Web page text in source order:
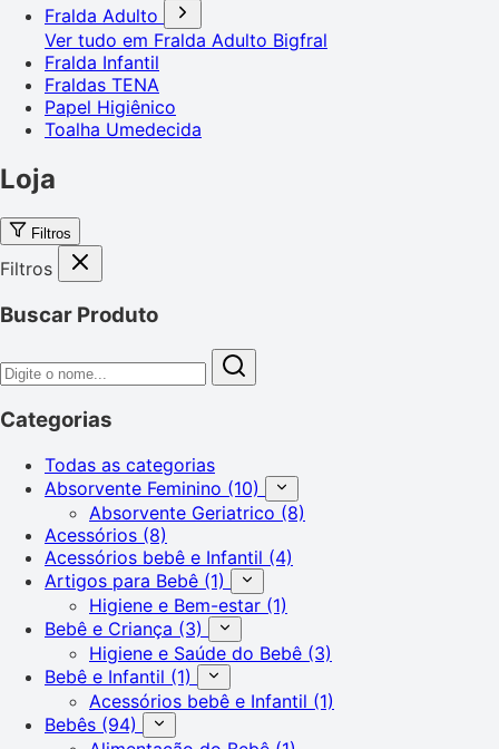
Fralda Adulto
Ver tudo em Fralda Adulto Bigfral
Fralda Infantil
Fraldas TENA
Papel Higiênico
Toalha Umedecida
Loja
Filtros
Filtros
Buscar Produto
Categorias
Todas as categorias
Absorvente Feminino (10)
Absorvente Geriatrico (8)
Acessórios (8)
Acessórios bebê e Infantil (4)
Artigos para Bebê (1)
Higiene e Bem-estar (1)
Bebê e Criança (3)
Higiene e Saúde do Bebê (3)
Bebê e Infantil (1)
Acessórios bebê e Infantil (1)
Bebês (94)